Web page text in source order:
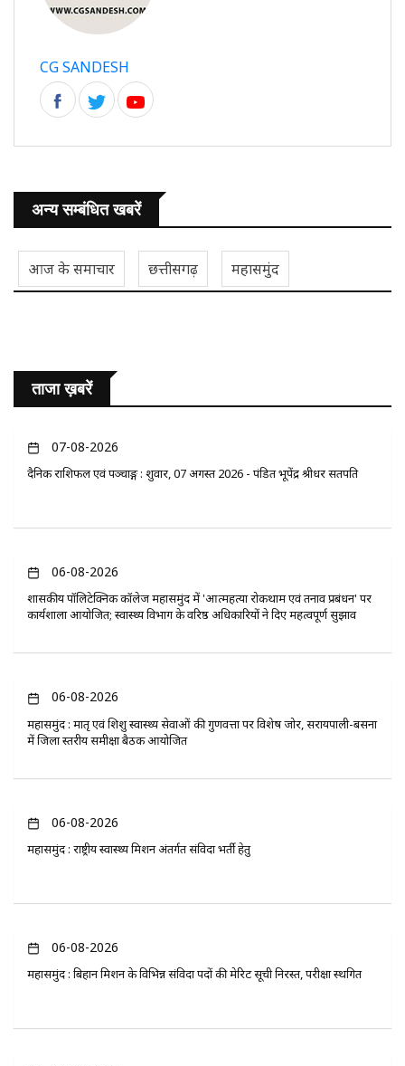
CG SANDESH
अन्य सम्बंधित खबरें
आज के समाचार छत्तीसगढ़ महासमुंद
ताजा ख़बरें
07-08-2026
दैनिक राशिफल एवं पञ्चाङ्ग : शुक्रवार, 07 अगस्त 2026 - पंडित भूपेंद्र श्रीधर सतपति
06-08-2026
​शासकीय पॉलिटेक्निक कॉलेज महासमुंद में 'आत्महत्या रोकथाम एवं तनाव प्रबंधन' पर
कार्यशाला आयोजित; स्वास्थ्य विभाग के वरिष्ठ अधिकारियों ने दिए महत्वपूर्ण सुझाव
06-08-2026
महासमुंद : मातृ एवं शिशु स्वास्थ्य सेवाओं की गुणवत्ता पर विशेष जोर, सरायपाली-बसना
में जिला स्तरीय समीक्षा बैठक आयोजित
06-08-2026
महासमुंद : राष्ट्रीय स्वास्थ्य मिशन अंतर्गत संविदा भर्ती हेतु
06-08-2026
महासमुंद : बिहान मिशन के विभिन्न संविदा पदों की मेरिट सूची निरस्त, परीक्षा स्थगित